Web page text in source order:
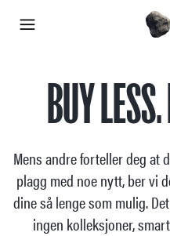
BUY
Mens andre forteller deg at
plagg med noe nytt, ber vi
dine så lenge som mulig.
ingen kolleksjoner,